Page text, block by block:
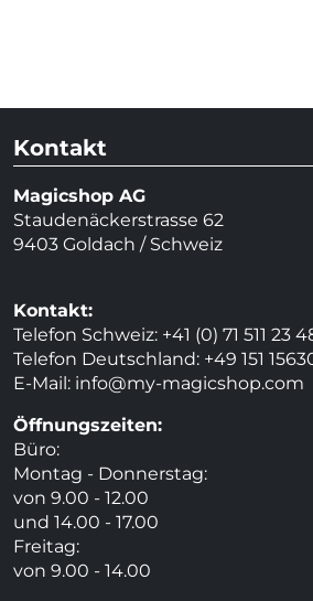
Kontakt
Magicshop AG
Staudenäckerstrasse 62
9403 Goldach / Schweiz
Kontakt:
Telefon Schweiz: +41 (0) 71 511 23
Telefon Deutschland: +49 151
E-Mail: info@my-magicshop.com
Öffnungszeiten:
Büro:
Montag - Donnerstag:
von 9.00 - 12.00
und 14.00 - 17.00
Freitag:
von 9.00 - 14.00